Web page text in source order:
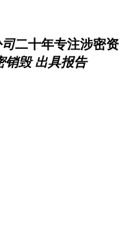
二十年专注涉密资
销毁 出具报告